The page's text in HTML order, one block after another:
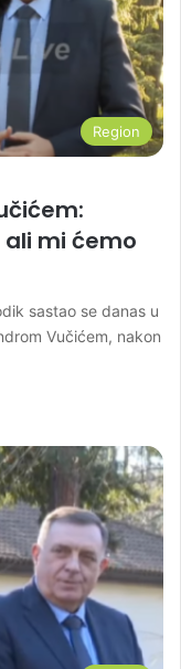
Region
ali mi ćemo
sastao se danas u
Vučićem, nakon